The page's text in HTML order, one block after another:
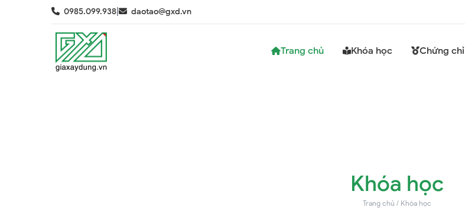
0985.099.938 daotao@gxd.vn
Trang chủ Khóa học Chứng chỉ
Khóa học
Trang chủ / Khóa học